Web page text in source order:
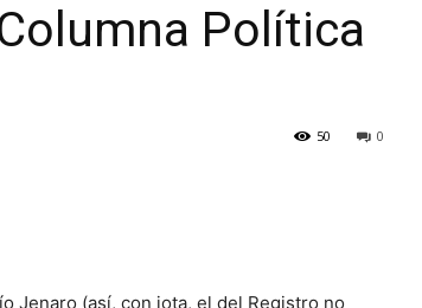
Política
0
50
Jenaro (así, con jota, el del Registro no